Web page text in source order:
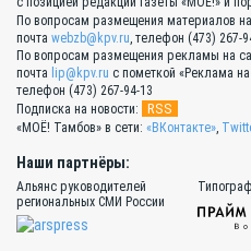
По вопросам размещения материалов
почта webzb@kpv.ru, телефон (473) 267-
По вопросам размещения рекламы на
почта lip@kpv.ru с пометкой «Реклама
телефон (473) 267-94-13
Подписка на новости:
RSS
«МОЁ! Тамбов» в сети: «ВКонтакте»,
Наши партнёры:
Альянс руководителей
региональных СМИ России